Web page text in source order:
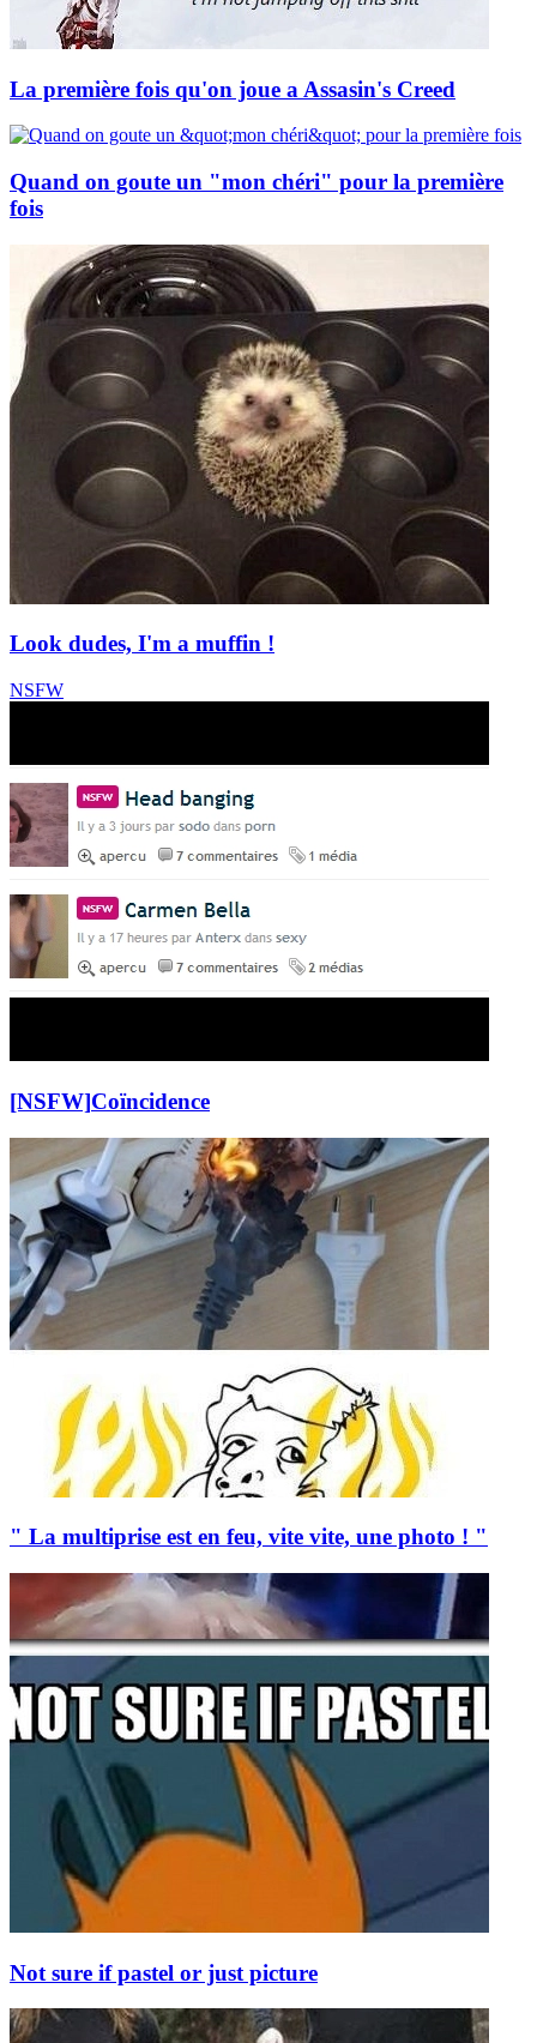
La première fois qu'on joue a Assasin's Creed
Quand on goute un "mon chéri" pour la première
fois
Look dudes, I'm a muffin !
NSFW
[NSFW]Coïncidence
" La multiprise est en feu, vite vite, une photo ! "
Not sure if pastel or just picture